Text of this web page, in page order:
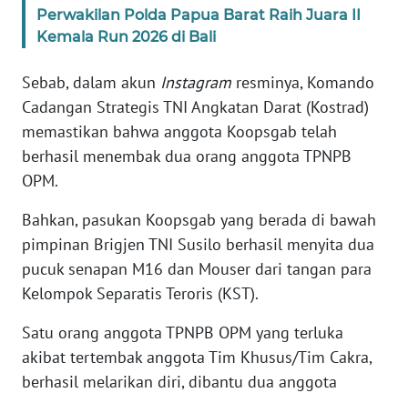
Perwakilan Polda Papua Barat Raih Juara II
Kemala Run 2026 di Bali
Sebab, dalam akun Instagram resminya, Komando
Cadangan Strategis TNI Angkatan Darat (Kostrad)
memastikan bahwa anggota Koopsgab telah
berhasil menembak dua orang anggota TPNPB
OPM.
Bahkan, pasukan Koopsgab yang berada di bawah
pimpinan Brigjen TNI Susilo berhasil menyita dua
pucuk senapan M16 dan Mouser dari tangan para
Kelompok Separatis Teroris (KST).
Satu orang anggota TPNPB OPM yang terluka
akibat tertembak anggota Tim Khusus/Tim Cakra,
berhasil melarikan diri, dibantu dua anggota
DISCLAIMER
Wahana
Regional
WN
SUMUT
WN
JAKARTA
WN
WN
BANTEN